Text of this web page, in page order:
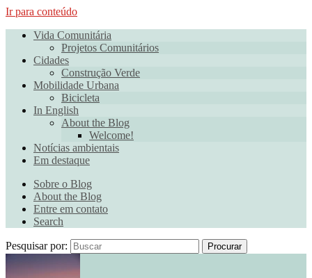
Ir para conteúdo
Vida Comunitária
Projetos Comunitários
Cidades
Construção Verde
Mobilidade Urbana
Bicicleta
In English
About the Blog
Welcome!
Notícias ambientais
Em destaque
Sobre o Blog
About the Blog
Entre em contato
Search
Pesquisar por: Procurar